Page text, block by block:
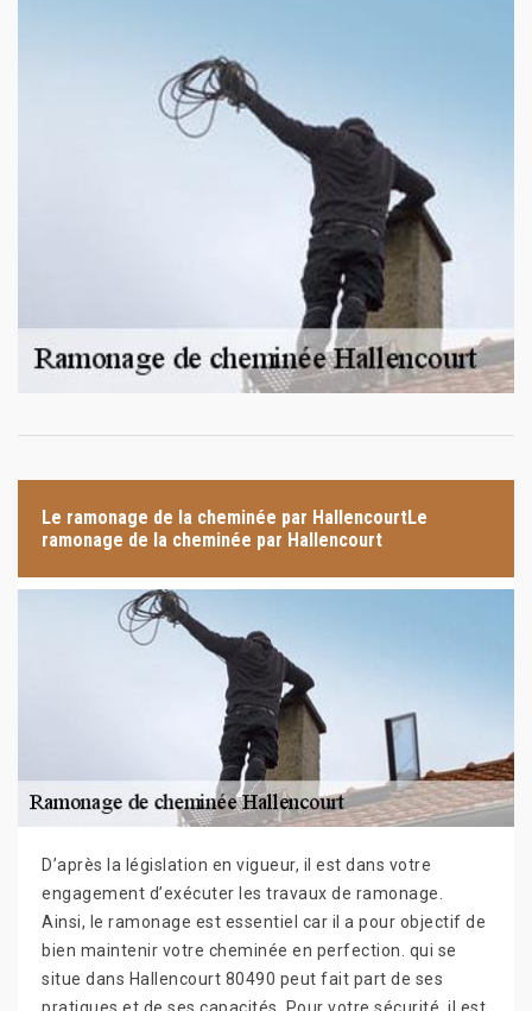
Le ramonage de la cheminée par HallencourtLe
ramonage de la cheminée par Hallencourt
D’après la législation en vigueur, il est dans votre
engagement d’exécuter les travaux de ramonage.
Ainsi, le ramonage est essentiel car il a pour objectif de
bien maintenir votre cheminée en perfection. qui se
situe dans Hallencourt 80490 peut fait part de ses